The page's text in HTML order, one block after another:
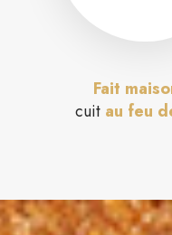
Fait
cuit au feu